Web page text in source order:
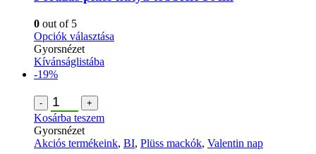
0 out of 5
Opciók választása
Gyorsnézet
Kívánságlistába
-19%
- +
Kosárba teszem
Gyorsnézet
Akciós termékeink, BI, Plüss mackók, Valentin nap